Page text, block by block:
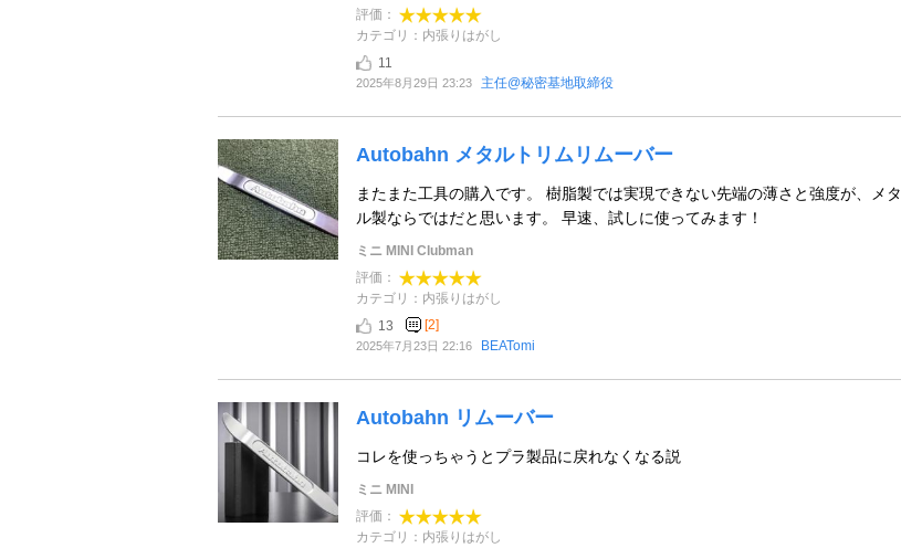
評価：
カテゴリ：内張りはがし
11
2025年8月29日 23:23 主任@秘密基地取締役
Autobahn メタルトリムリムーバー
またまた工具の購入です。 樹脂製では実現できない先端の薄さと強度が、メタ
ル製ならではだと思います。 早速、試しに使ってみます！
ミニ MINI Clubman
評価：
カテゴリ：内張りはがし
13
[2]
2025年7月23日 22:16 BEATomi
Autobahn リムーバー
コレを使っちゃうとプラ製品に戻れなくなる説
ミニ MINI
評価：
カテゴリ：内張りはがし